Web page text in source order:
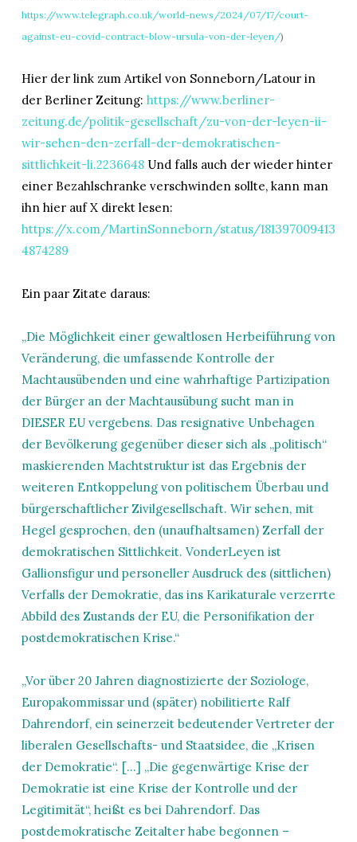
https://www.telegraph.co.uk/world-news/2024/07/17/court-
against-eu-covid-contract-blow-ursula-von-der-leyen/)
Hier der link zum Artikel von Sonneborn/Latour in
der Berliner Zeitung: https://www.berliner-
zeitung.de/politik-gesellschaft/zu-von-der-leyen-ii-
wir-sehen-den-zerfall-der-demokratischen-
sittlichkeit-li.2236648 Und falls auch der wieder hinter
einer Bezahlschranke verschwinden sollte, kann man
ihn hier auf X direkt lesen:
https://x.com/MartinSonneborn/status/181397009413
4874289
Ein paar Zitate daraus:
„Die Möglichkeit einer gewaltlosen Herbeiführung von
Veränderung, die umfassende Kontrolle der
Machtausübenden und eine wahrhaftige Partizipation
der Bürger an der Machtausübung sucht man in
DIESER EU vergebens. Das resignative Unbehagen
der Bevölkerung gegenüber dieser sich als „politisch“
maskierenden Machtstruktur ist das Ergebnis der
weiteren Entkoppelung von politischem Überbau und
bürgerschaftlicher Zivilgesellschaft. Wir sehen, mit
Hegel gesprochen, den (unaufhaltsamen) Zerfall der
demokratischen Sittlichkeit. VonderLeyen ist
Gallionsfigur und personeller Ausdruck des (sittlichen)
Verfalls der Demokratie, das ins Karikaturale verzerrte
Abbild des Zustands der EU, die Personifikation der
postdemokratischen Krise.“
„Vor über 20 Jahren diagnostizierte der Soziologe,
Europakommissar und (später) nobilitierte Ralf
Dahrendorf, ein seinerzeit bedeutender Vertreter der
liberalen Gesellschafts- und Staatsidee, die „Krisen
der Demokratie“. […] „Die gegenwärtige Krise der
Demokratie ist eine Krise der Kontrolle und der
Legitimität“, heißt es bei Dahrendorf. Das
postdemokratische Zeitalter habe begonnen –